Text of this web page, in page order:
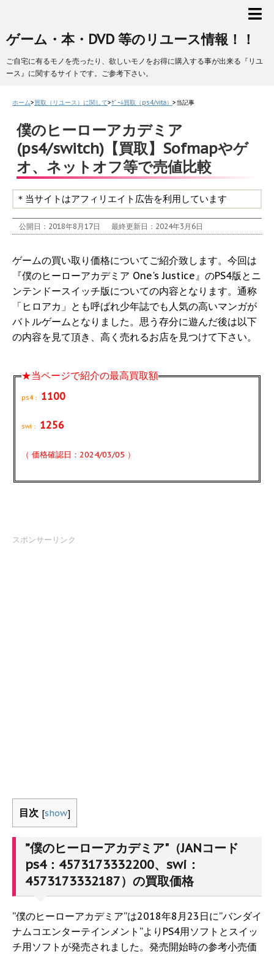
ゲーム・本・DVD 等のリユース情報！！
ご自宅に有るモノを売ったり、欲しいモノをお得に購入する事が出来る『リユ
ース』に関するサイトです。ご参考下さい。
ホーム>買取（リユース）に関して>ｹﾞｰﾑ買取（ps4/vita） >当記事
僕のヒーローアカデミア
(ps4/switch)【買取】Sofmapやゲ
オ、ネットオフ等で売値比較
＊当サイトはアフィリエイト広告を利用しています
公開日：2018年8月17日 最終更新日：2024年3月6日
ゲームの買い取り価格についてご紹介致します。今回は
『僕のヒーローアカデミア One's Justice』のPS4版とニ
ンテンドースイッチ版についての内容となります。通称
「ヒロアカ」とも呼ばれ少年誌でも人気の高いマンガが
バトルゲームとなりました。思う存分に遊んだ後は以下
の内容を見て頂き、高く売れるお店を見つけて下さい。
★当ページで紹介の最高買取額
ps4： 1100
swi： 1256
（ 価格確認日：2024/03/05 ）
スポンサーリンク
目次 [show]
”僕のヒーローアカデミア"（JANコード
ps4：4573173332200、swi：
4573173332187）の買取価格
”僕のヒーローアカデミア”は2018年8月23日に”バンダイ
ナムコエンターテインメント”よりPS4用ソフトとスイッ
チ用ソフトが発売されました。発売開始時の参考小売価